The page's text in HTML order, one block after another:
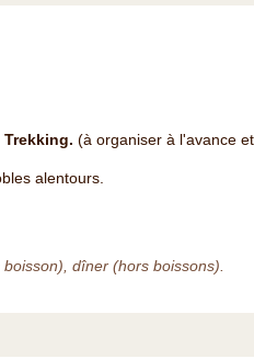
Trekking. (à organiser à l'avance
alentours.
dîner (hors boissons).